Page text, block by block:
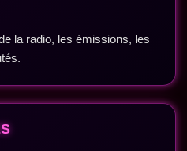
la radio, les émissions, les